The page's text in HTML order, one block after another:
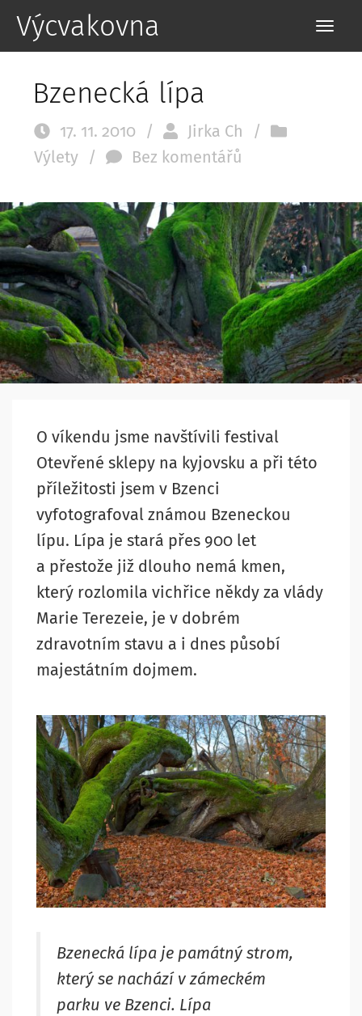
Výcvakovna
Bzenecká lípa
17. 11. 2010 / Jirka Ch
/
Výlety
/ Bez komentářů
O víkendu jsme navštívili festival
Otevřené sklepy na kyjovsku a při této
příležitosti jsem v Bzenci
vyfotografoval známou Bzeneckou
lípu. Lípa je stará přes 900 let
a přestože již dlouho nemá kmen,
který rozlomila vichřice někdy za vlády
Marie Terezeie, je v dobrém
zdravotním stavu a i dnes působí
majestátním dojmem.
Bzenecká lípa je památný strom,
který se nachází v zámeckém
parku ve Bzenci. Lípa